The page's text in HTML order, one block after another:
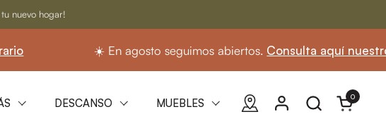
nuevo hogar!
☀️ En agosto seguimos abiertos.Consulta aquí nuestro
Abrir
0
DESCANSO MUEBLES